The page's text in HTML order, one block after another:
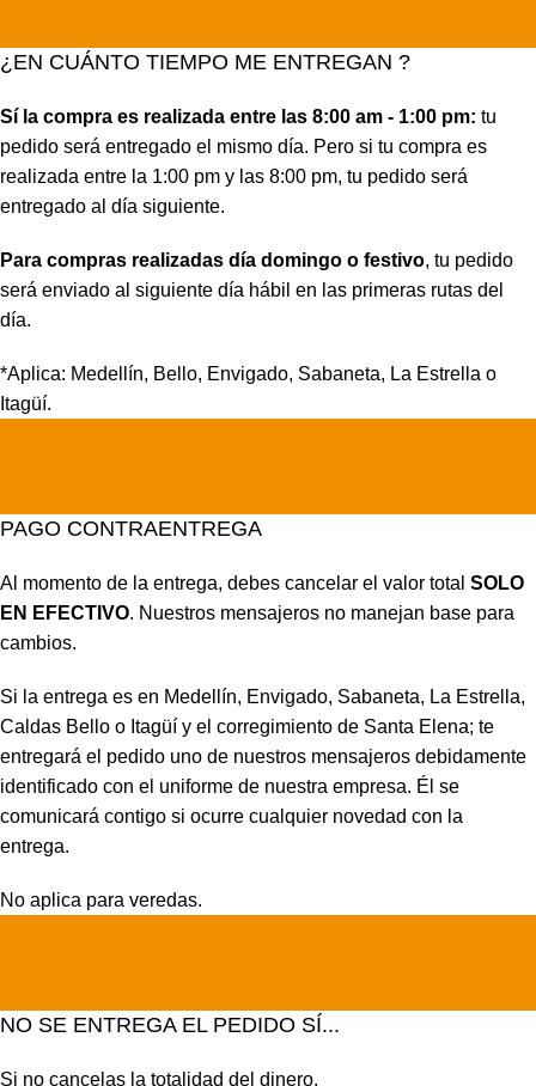
¿EN CUÁNTO TIEMPO ME ENTREGAN ?
Sí la compra es realizada entre las 8:00 am - 1:00 pm: tu
pedido será entregado el mismo día. Pero si tu compra es
realizada entre la 1:00 pm y las 8:00 pm, tu pedido será
entregado al día siguiente.
Para compras realizadas día domingo o festivo, tu pedido
será enviado al siguiente día hábil en las primeras rutas del
día.
*Aplica: Medellín, Bello, Envigado, Sabaneta, La Estrella o
Itagüí.
PAGO CONTRAENTREGA
Al momento de la entrega, debes cancelar el valor total SOLO
EN EFECTIVO. Nuestros mensajeros no manejan base para
cambios.
Si la entrega es en Medellín, Envigado, Sabaneta, La Estrella,
Caldas Bello o Itagüí y el corregimiento de Santa Elena; te
entregará el pedido uno de nuestros mensajeros debidamente
identificado con el uniforme de nuestra empresa. Él se
comunicará contigo si ocurre cualquier novedad con la
entrega.
No aplica para veredas.
NO SE ENTREGA EL PEDIDO SÍ...
Si no cancelas la totalidad del dinero.